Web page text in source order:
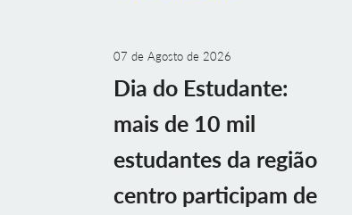
07 de Agosto de 2026
Dia do Estudante:
mais de 10 mil
estudantes da região
centro participam de